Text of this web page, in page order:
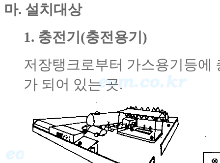
마. 설치대상
1. 충전기(충전용기)
저장탱크로부터 가스용기등에
가 되어 있는 곳.